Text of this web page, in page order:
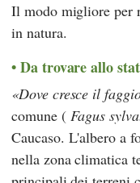
Il modo migliore per
in natura.
Da trovare allo
Dove cresce il
comune ( Fagus
Caucaso. L'albero a
nella zona climatica